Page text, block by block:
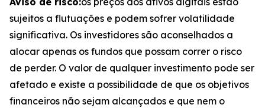
sujeitos a flutuações e podem sofrer volatilidade
significativa. Os investidores são aconselhados a
alocar apenas os fundos que possam correr o risco
de perder. O valor de qualquer investimento pode ser
afetado e existe a possibilidade de que os objetivos
financeiros não sejam alcançados e que nem o